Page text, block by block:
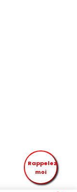
Rappelez
moi